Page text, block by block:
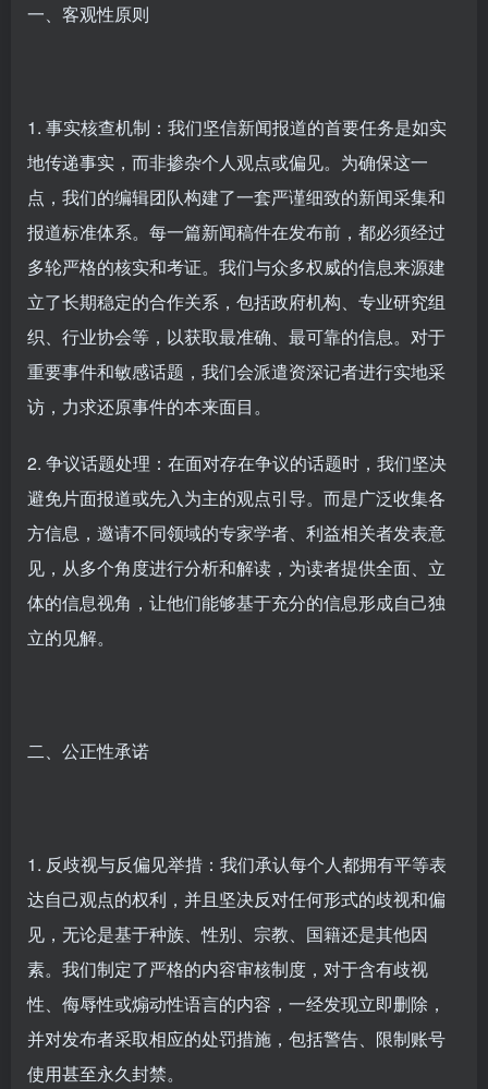
一、客观性原则
1. 事实核查机制：我们坚信新闻报道的首要任务是如实
地传递事实，而非掺杂个人观点或偏见。为确保这一
点，我们的编辑团队构建了一套严谨细致的新闻采集和
报道标准体系。每一篇新闻稿件在发布前，都必须经过
多轮严格的核实和考证。我们与众多权威的信息来源建
立了长期稳定的合作关系，包括政府机构、专业研究组
织、行业协会等，以获取最准确、最可靠的信息。对于
重要事件和敏感话题，我们会派遣资深记者进行实地采
访，力求还原事件的本来面目。
2. 争议话题处理：在面对存在争议的话题时，我们坚决
避免片面报道或先入为主的观点引导。而是广泛收集各
方信息，邀请不同领域的专家学者、利益相关者发表意
见，从多个角度进行分析和解读，为读者提供全面、立
体的信息视角，让他们能够基于充分的信息形成自己独
立的见解。
二、公正性承诺
1. 反歧视与反偏见举措：我们承认每个人都拥有平等表
达自己观点的权利，并且坚决反对任何形式的歧视和偏
见，无论是基于种族、性别、宗教、国籍还是其他因
素。我们制定了严格的内容审核制度，对于含有歧视
性、侮辱性或煽动性语言的内容，一经发现立即删除，
并对发布者采取相应的处罚措施，包括警告、限制账号
使用甚至永久封禁。